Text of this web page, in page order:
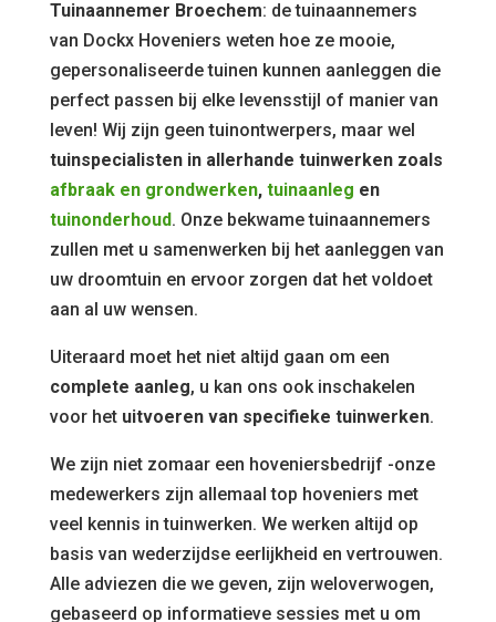
Tuinaannemer Broechem: de tuinaannemers
van Dockx Hoveniers weten hoe ze mooie,
gepersonaliseerde tuinen kunnen aanleggen die
perfect passen bij elke levensstijl of manier van
leven! Wij zijn geen tuinontwerpers, maar wel
tuinspecialisten in allerhande tuinwerken zoals
afbraak en grondwerken, tuinaanleg en
tuinonderhoud. Onze bekwame tuinaannemers
zullen met u samenwerken bij het aanleggen van
uw droomtuin en ervoor zorgen dat het voldoet
aan al uw wensen.
Uiteraard moet het niet altijd gaan om een
complete aanleg, u kan ons ook inschakelen
voor het uitvoeren van specifieke tuinwerken.
We zijn niet zomaar een hoveniersbedrijf -onze
medewerkers zijn allemaal top hoveniers met
veel kennis in tuinwerken. We werken altijd op
basis van wederzijdse eerlijkheid en vertrouwen.
Alle adviezen die we geven, zijn weloverwogen,
gebaseerd op informatieve sessies met u om